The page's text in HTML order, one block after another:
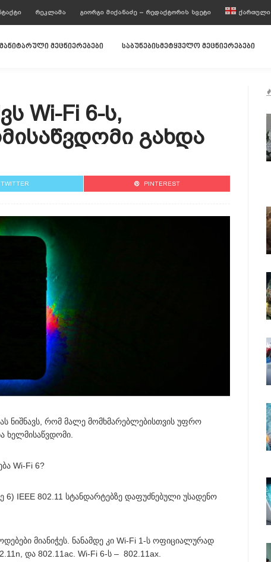
ᲠᲔᲙᲚᲐᲛᲐ ᲒᲘᲝᲠᲒᲘ ᲛᲘᲥᲐᲜᲐᲫᲔ – ᲠᲔᲓᲐᲥᲢᲝᲠᲘᲡ ᲡᲕᲔᲢᲘ ᲥᲐᲠᲗᲣᲚᲘ
მეცნიერებები საბუნებისმეტყველო მეცნიერებები
Wi-Fi 6-Ს,
Გახდა
TWITTER PINTEREST
ნიშნავს, რომ მალე მომხმარებლებისთვის უფრო
ხელმისაწვდომი.
Wi-Fi 6?
IEEE 802.11 სტანდარტებზე დაფუძნებული უსადენო
მიანიჭეს. ნანამდე კი Wi-Fi 1-ს ოფიციალურად
და 802.11ac. Wi-Fi 6-ს – 802.11ax.